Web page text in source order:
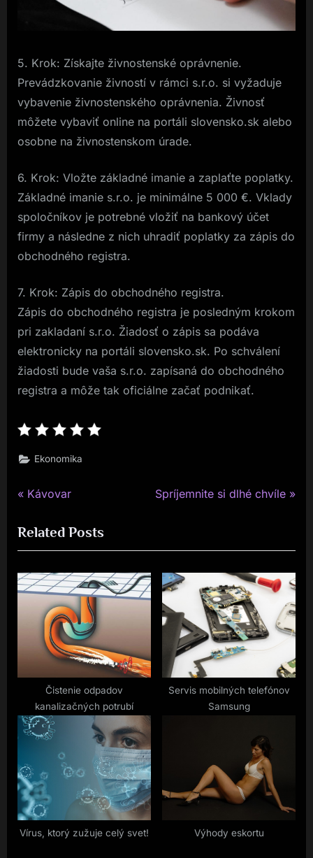
5. Krok: Získajte živnostenské oprávnenie.
Prevádzkovanie živností v rámci s.r.o. si vyžaduje
vybavenie živnostenského oprávnenia. Živnosť
môžete vybaviť online na portáli slovensko.sk alebo
osobne na živnostenskom úrade.
6. Krok: Vložte základné imanie a zaplaťte poplatky.
Základné imanie s.r.o. je minimálne 5 000 €. Vklady
spoločníkov je potrebné vložiť na bankový účet
firmy a následne z nich uhradiť poplatky za zápis do
obchodného registra.
7. Krok: Zápis do obchodného registra.
Zápis do obchodného registra je posledným krokom
pri zakladaní s.r.o. Žiadosť o zápis sa podáva
elektronicky na portáli slovensko.sk. Po schválení
žiadosti bude vaša s.r.o. zapísaná do obchodného
registra a môže tak oficiálne začať podnikať.
Ekonomika
Navigace
pro
příspěvek
P
e
v
i
o
P
:
Kávovar
N
t
Spríjemnite si dlhé chvíle
Related Posts
Čistenie odpadov
kanalizačných potrubí
Servis mobilných telefónov
Samsung
Vírus, ktorý zužuje celý svet! Výhody eskortu